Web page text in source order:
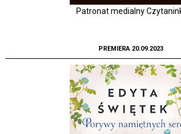
Patronat medialny
PREMIERA 20.09.2023